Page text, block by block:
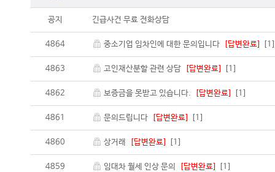
공지 긴급사건 무료 전화상담
4864 중소기업 임차인에 대한 문의입니다 [답변완료]
4863 고인재산분할 관련 상담 [답변완료] [1]
4862 보증금을 못받고 있습니다. [답변완료] [1]
4861 문의드립니다 [답변완료] [1]
4860 상거래 [답변완료] [1]
4859 임대차 월세 인상 문의 [답변완료] [1]